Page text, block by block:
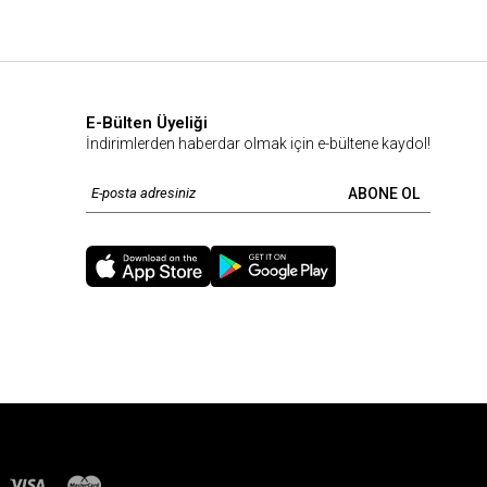
E-Bülten Üyeliği
İndirimlerden haberdar olmak için e-bültene kaydol!
ABONE OL